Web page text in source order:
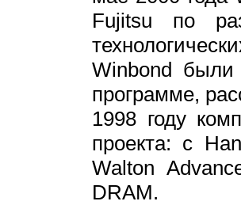
Fujitsu по
Winbond
программе,
1998 году
проекта: с
Walton
DRAM.